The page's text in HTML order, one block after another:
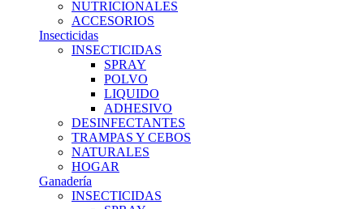
NUTRICIONALES
ACCESORIOS
Insecticidas
INSECTICIDAS
SPRAY
POLVO
LIQUIDO
ADHESIVO
DESINFECTANTES
TRAMPAS Y CEBOS
NATURALES
HOGAR
Ganadería
INSECTICIDAS